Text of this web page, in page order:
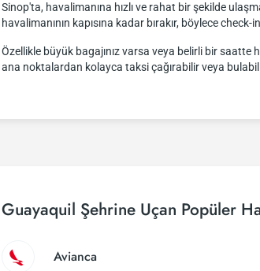
Sinop'ta, havalimanına hızlı ve rahat bir şekilde
havalimanının kapısına kadar bırakır, böylece
Özellikle büyük bagajınız varsa veya belirli bir
ana noktalardan kolayca taksi çağırabilir veya
Guayaquil Şehrine Uçan Popüler
Avianca